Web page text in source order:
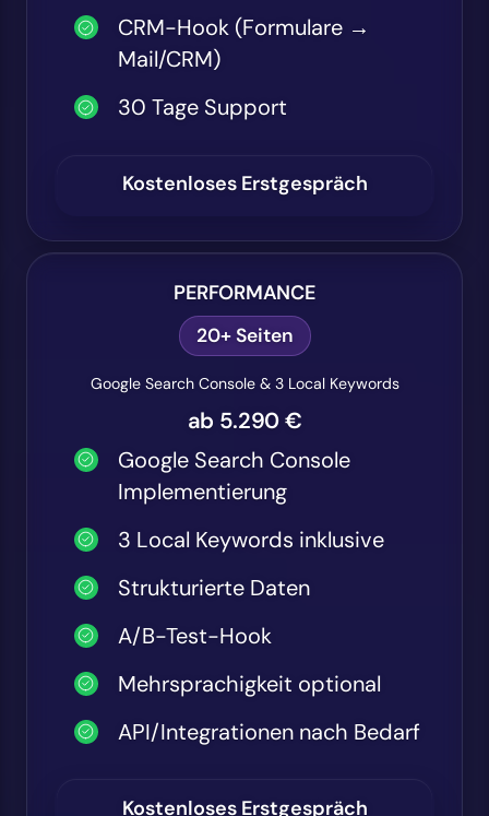
CRM-Hook (Formulare →
Mail/CRM)
30 Tage Support
Kostenloses Erstgespräch
PERFORMANCE
20+ Seiten
Google Search Console & 3 Local Keywords
ab 5.290 €
Google Search Console
Implementierung
3 Local Keywords inklusive
Strukturierte Daten
A/B-Test-Hook
Mehrsprachigkeit optional
API/Integrationen nach Bedarf
Kostenloses Erstgespräch